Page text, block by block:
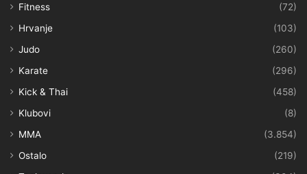
Fitness
(72)
Hrvanje
(103)
Judo
(260)
Karate
(296)
Kick & Thai
(458)
Klubovi
(8)
MMA
(3.854)
Ostalo
(219)